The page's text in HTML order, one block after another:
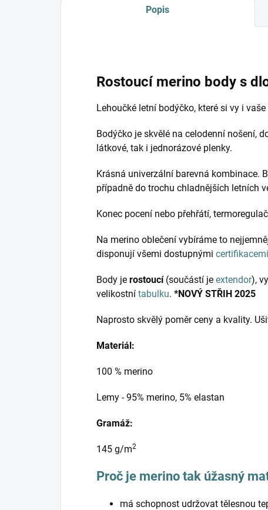
Popis
Rostoucí merino body s
Lehoučké letní bodýčko, které si vy i
Bodýčko je skvělé na celodenní nošení,
látkové, tak i jednorázové plenky.
Krásná univerzální barevná kombinace.
případně do trochu chladnějších letních
Konec pocení nebo přehřátí,
Na merino oblečení vybíráme to
disponují všemi dostupnými certifikacemi
Body je rostoucí(součástí je extendor),
velikostní tabulku. *NOVÝ STŘIH 2025
Naprosto skvělý poměr ceny a kvality.
Materiál:
100 % merino
Lemy - 95% merino, 5% elastan
Gramáž:
145 g/m2
Proč je merino tak úžasný
má schopnost udržovat tělesnou